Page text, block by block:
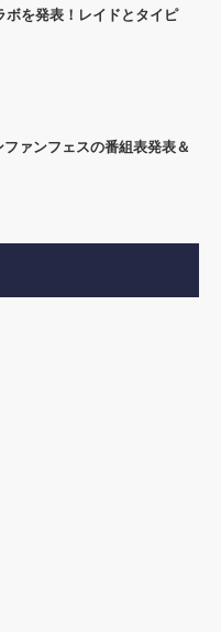
ボを発表！レイドとタイピ
ファンフェスの番組表発表＆